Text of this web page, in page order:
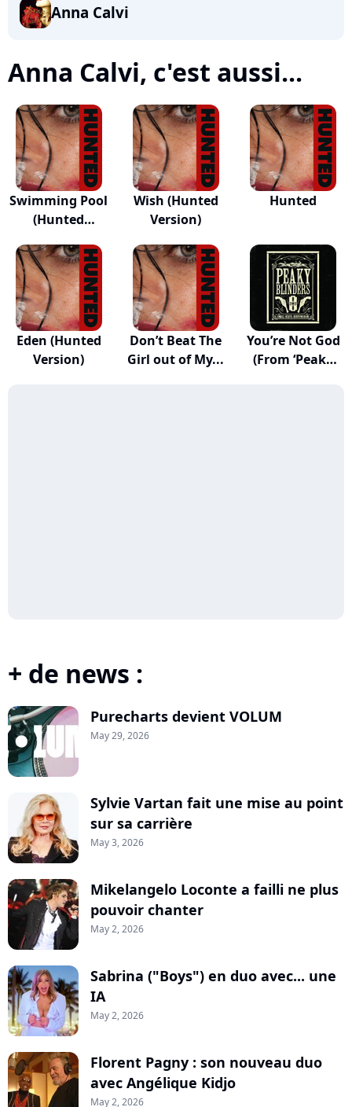
Anna Calvi
Anna Calvi, c'est aussi...
Swimming Pool
(Hunted
Wish (Hunted
Version)
Hunted
Eden (Hunted
Version)
Don’t Beat The
Girl out of My...
You’re Not God
(From ‘Peaky
+ de news :
Purecharts devient VOLUM
May 29, 2026
Sylvie Vartan fait une mise au point
sur sa carrière
May 3, 2026
Mikelangelo Loconte a failli ne plus
pouvoir chanter
May 2, 2026
Sabrina ("Boys") en duo avec... une
IA
May 2, 2026
Florent Pagny : son nouveau duo
avec Angélique Kidjo
May 2, 2026